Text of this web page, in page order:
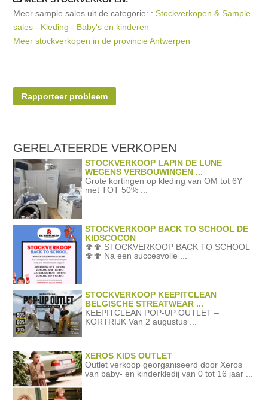
Meer sample sales uit de categorie: :Stockverkopen & Sample
sales - Kleding - Baby's en kinderen
Meer stockverkopen in de provincie Antwerpen
Rapporteer probleem
GERELATEERDEVERKOPEN
STOCKVERKOOP LAPIN DE LUNE
WEGENS VERBOUWINGEN ...
Grote kortingen op kleding van OM tot 6Y
met TOT 50% ...
STOCKVERKOOP BACK TO SCHOOL DE
KIDSCOCON
🍄🍄 STOCKVERKOOP BACK TO SCHOOL
🍄🍄 Na een succesvolle ...
STOCKVERKOOP KEEPITCLEAN
BELGISCHE STREATWEAR ...
KEEPITCLEAN POP-UP OUTLET –
KORTRIJK Van 2 augustus ...
XEROS KIDS OUTLET
Outlet verkoop georganiseerd door Xeros
van baby- en kinderkledij van 0 tot 16 jaar ...